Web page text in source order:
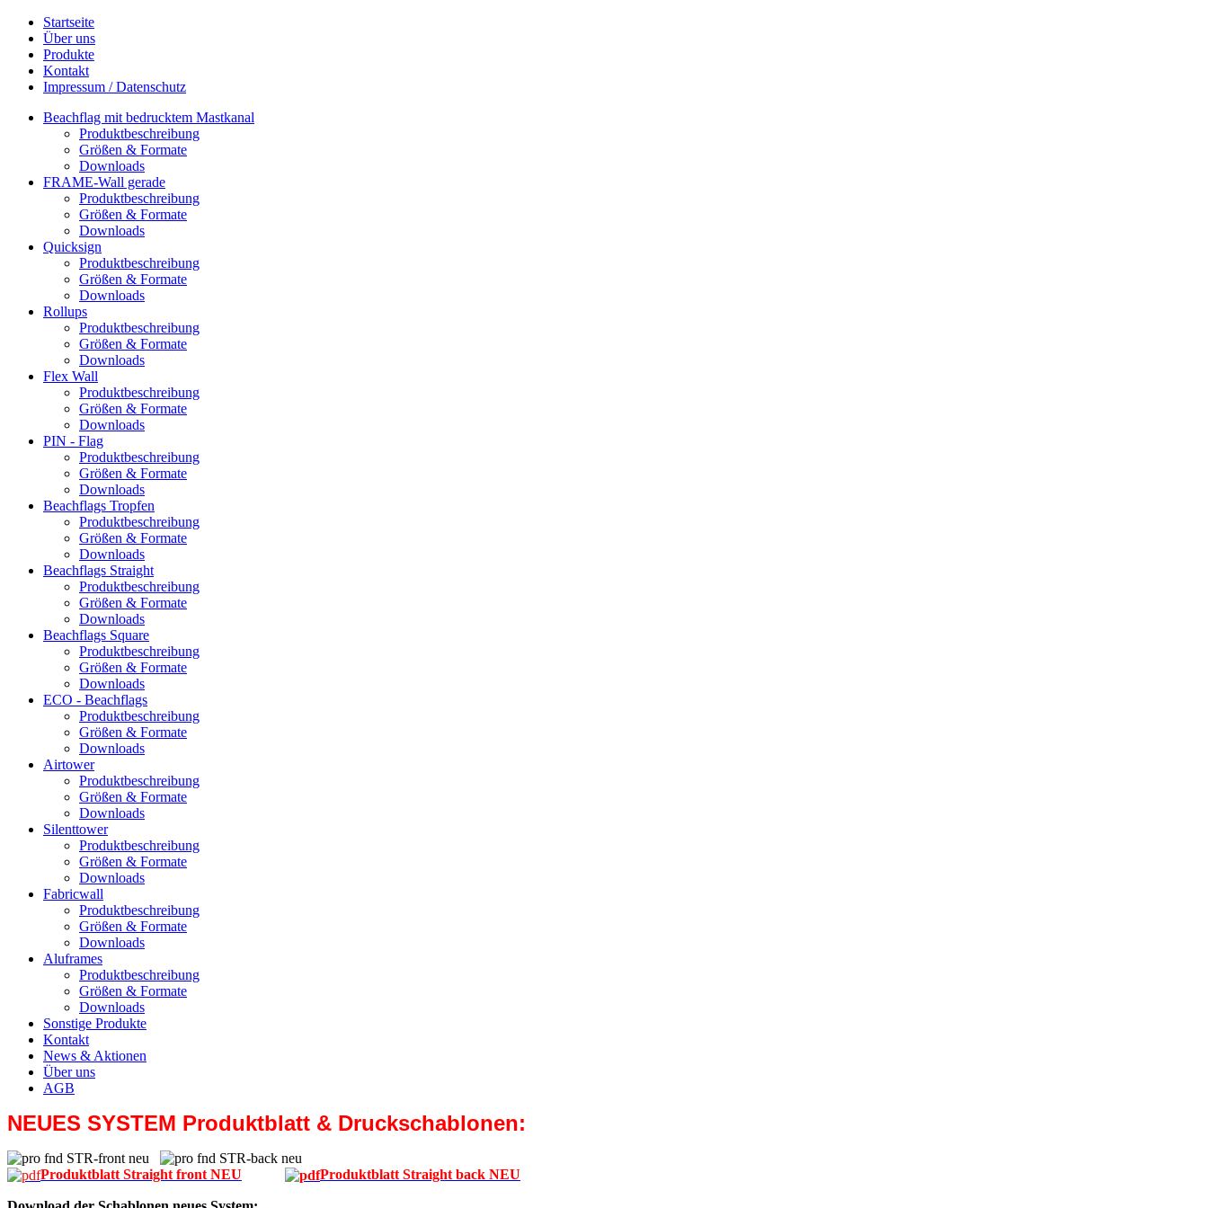
Startseite
Über uns
Produkte
Kontakt
Impressum / Datenschutz
Beachflag mit bedrucktem Mastkanal
Produktbeschreibung
Größen & Formate
Downloads
FRAME-Wall gerade
Produktbeschreibung
Größen & Formate
Downloads
Quicksign
Produktbeschreibung
Größen & Formate
Downloads
Rollups
Produktbeschreibung
Größen & Formate
Downloads
Flex Wall
Produktbeschreibung
Größen & Formate
Downloads
PIN - Flag
Produktbeschreibung
Größen & Formate
Downloads
Beachflags Tropfen
Produktbeschreibung
Größen & Formate
Downloads
Beachflags Straight
Produktbeschreibung
Größen & Formate
Downloads
Beachflags Square
Produktbeschreibung
Größen & Formate
Downloads
ECO - Beachflags
Produktbeschreibung
Größen & Formate
Downloads
Airtower
Produktbeschreibung
Größen & Formate
Downloads
Silenttower
Produktbeschreibung
Größen & Formate
Downloads
Fabricwall
Produktbeschreibung
Größen & Formate
Downloads
Aluframes
Produktbeschreibung
Größen & Formate
Downloads
Sonstige Produkte
Kontakt
News & Aktionen
Über uns
AGB
NEUES SYSTEM Produktblatt & Druckschablonen:
Produktblatt Straight front NEU Produktblatt Straight back NEU